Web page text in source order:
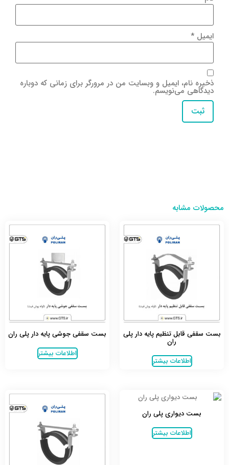
ایمیل *
ذخیره نام، ایمیل و وبسایت من در مرورگر برای زمانی که دوباره
دیدگاهی می‌نویسم.
محصولات مشابه
بست سقفی قابل تنظیم پایه دار پلی
ران
اطلاعات بیشتر
بست سقفی جوشی پایه دار پلی ران
اطلاعات بیشتر
بست دیواری پلی ران
اطلاعات بیشتر